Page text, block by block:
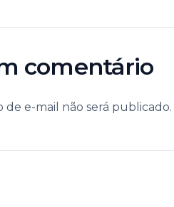
comentário
de e-mail não será publicado.